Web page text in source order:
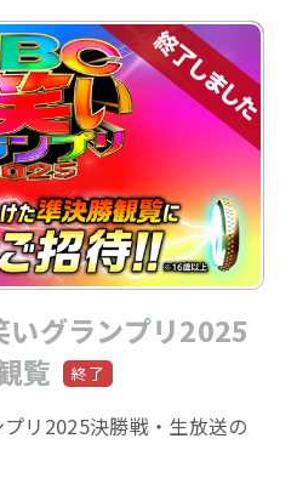
いグランプリ2025
覧
リ2025決勝戦・生放送の